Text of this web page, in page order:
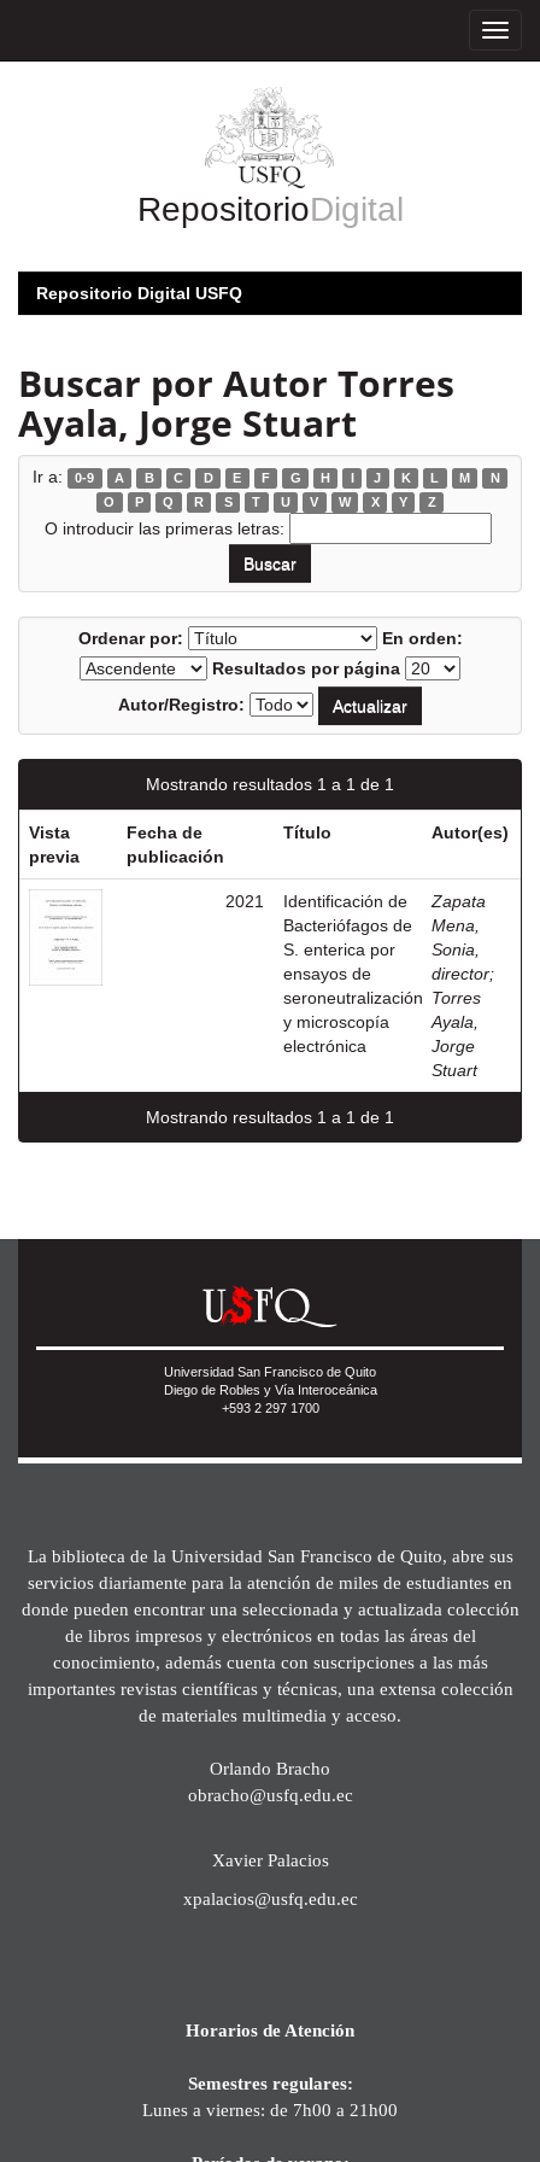
RepositorioDigital
Repositorio Digital USFQ
Buscar por Autor Torres
Ayala, Jorge Stuart
Ir a: 0-9 A B C D E F G H I J K L M
N
O
P Q R S T U V W X Y Z
O introducir las primeras letras:
Ordenar por:
En orden:
Resultados por página
Autor/Registro:
Mostrando resultados 1 a 1 de 1
Vista
previa
Fecha de
publicación
Título Autor(es)
2021
Identificación de
Bacteriófagos de
S. enterica por
ensayos de
seroneutralización
y microscopía
electrónica
Zapata
Mena,
Sonia,
director;
Torres
Ayala,
Jorge
Stuart
Mostrando resultados 1 a 1 de 1
Universidad San Francisco de Quito
Diego de Robles y Vía Interoceánica
+593 2 297 1700
La biblioteca de la Universidad San Francisco de Quito, abre sus
servicios diariamente para la atención de miles de estudiantes en
donde pueden encontrar una seleccionada y actualizada colección
de libros impresos y electrónicos en todas las áreas del
conocimiento, además cuenta con suscripciones a las más
importantes revistas científicas y técnicas, una extensa colección
de materiales multimedia y acceso.
Orlando Bracho
obracho@usfq.edu.ec
Xavier Palacios
xpalacios@usfq.edu.ec
Horarios de Atención
Semestres regulares:
Lunes a viernes: de 7h00 a 21h00